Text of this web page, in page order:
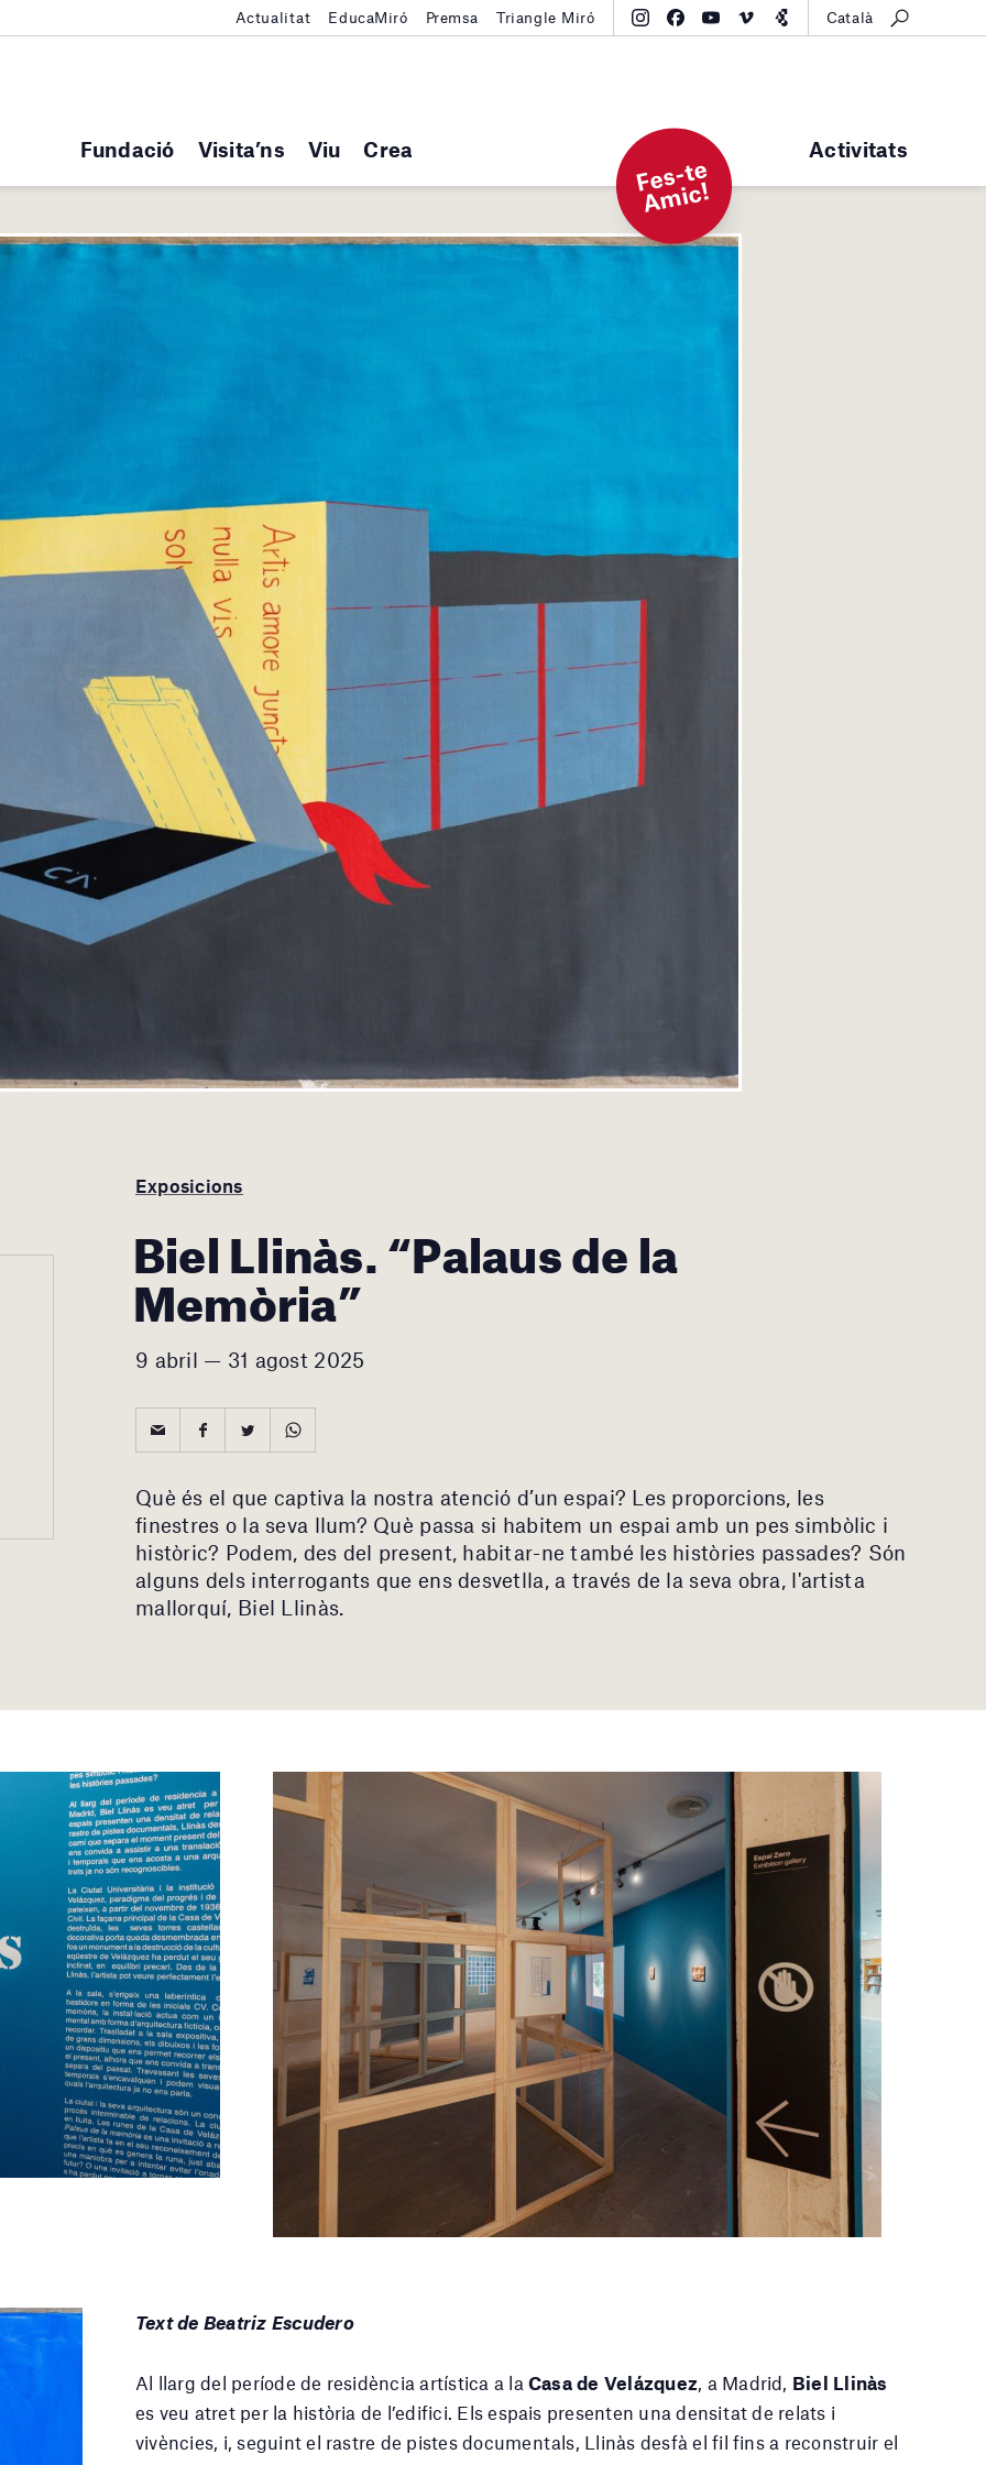
Fundació Visita’ns Viu Crea Activitats
Actualitat EducaMiró Premsa Triangle Miró Català
F
e
s-t
e
A
mi
c!
Exposicions
Biel Llinàs. “Palaus de la
Memòria”
9 abril — 31 agost 2025
Què és el que captiva la nostra atenció d’un espai? Les proporcions, les
finestres o la seva llum? Què passa si habitem un espai amb un pes simbòlic i
històric? Podem, des del present, habitar-ne també les històries passades? Són
alguns dels interrogants que ens desvetlla, a través de la seva obra, l'artista
mallorquí, Biel Llinàs.
Text de Beatriz Escudero
Al llarg del període de residència artística a la Casa de Velázquez, a Madrid, Biel Llinàs
es veu atret per la història de l’edifici. Els espais presenten una densitat de relats i
vivències, i, seguint el rastre de pistes documentals, Llinàs desfà el fil fins a reconstruir el